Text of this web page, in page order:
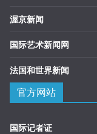
渥京新闻
国际艺术新闻网
法国和世界新闻
官方网站
国际记者证